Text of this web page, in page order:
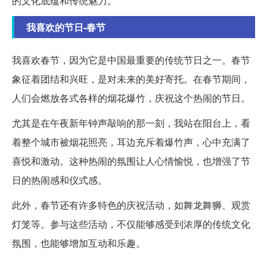
我喜欢的节日-春节
我喜欢春节，因为它是中国最重要的传统节日之一。春节
象征着团结和兴旺，是对未来的美好寄托。在春节期间，
人们会燃放各式各样的烟花爆竹，庆祝这个热闹的节日。
尤其是在午夜新年钟声敲响的那一刻，我站在阳台上，看
着整个城市被烟花照亮，耳边充斥着爆竹声，心中充满了
喜悦和激动。这种热闹的氛围让人心情愉悦，也增强了节
日的热闹感和仪式感。
此外，春节还有许多特色的庆祝活动，如舞龙舞狮、观赏
灯笼等。参与这些活动，不仅能够感受到浓厚的传统文化
氛围，也能够增加互动和乐趣。